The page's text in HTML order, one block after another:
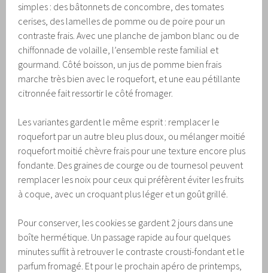
simples : des bâtonnets de concombre, des tomates
cerises, des lamelles de pomme ou de poire pour un
contraste frais. Avec une planche de jambon blanc ou de
chiffonnade de volaille, l’ensemble reste familial et
gourmand. Côté boisson, un jus de pomme bien frais
marche très bien avec le roquefort, et une eau pétillante
citronnée fait ressortir le côté fromager.
Les variantes gardent le même esprit : remplacer le
roquefort par un autre bleu plus doux, ou mélanger moitié
roquefort moitié chèvre frais pour une texture encore plus
fondante. Des graines de courge ou de tournesol peuvent
remplacer les noix pour ceux qui préfèrent éviter les fruits
à coque, avec un croquant plus léger et un goût grillé.
Pour conserver, les cookies se gardent 2 jours dans une
boîte hermétique. Un passage rapide au four quelques
minutes suffit à retrouver le contraste crousti-fondant et le
parfum fromagé. Et pour le prochain apéro de printemps,